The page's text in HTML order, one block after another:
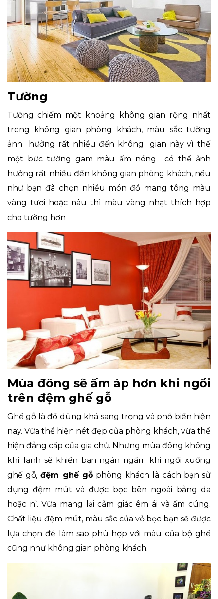
Tường
Tường chiếm một khoảng không gian rộng nhất
trong không gian phòng khách, màu sắc tường
ảnh hưởng rất nhiều đến không gian này vì thế
một bức tường gam màu ấm nóng có thể ảnh
hưởng rất nhiều đến không gian phòng khách, nếu
như bạn đã chọn nhiều món đồ mang tông màu
vàng tươi hoặc nâu thì màu vàng nhạt thích hợp
cho tường hơn
Mùa đông sẽ ấm áp hơn khi ngồi
trên đệm ghế gỗ
Ghế gỗ là đồ dùng khá sang trọng và phổ biến hiện
nay. Vừa thể hiện nét đẹp của phòng khách, vừa thể
hiện đẳng cấp của gia chủ. Nhưng mùa đông không
khí lạnh sẽ khiến bạn ngán ngẩm khi ngồi xuống
ghế gỗ,đệm ghế gỗphòng khách là cách bạn sử
dụng đệm mút và được bọc bên ngoài bằng da
hoặc nỉ. Vừa mang lại cảm giác êm ái và ấm cúng.
Chất liệu đệm mút, màu sắc của vỏ bọc bạn sẽ được
lựa chọn để làm sao phù hợp với màu của bộ ghế
cũng như không gian phòng khách.